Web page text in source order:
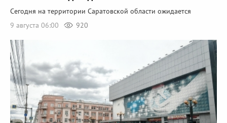
Сегодня на территории Саратовской области ожидается
9 августа 06:00
920